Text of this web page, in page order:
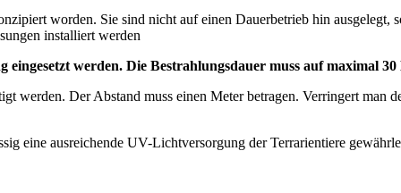
worden. Sie sind nicht auf einen Dauerbetrieb hin ausgelegt,
installiert werden
werden. Die Bestrahlungsdauer muss auf maximal
werden. Der Abstand muss einen Meter betragen. Verringert man
eine ausreichende UV-Lichtversorgung der Terrarientiere